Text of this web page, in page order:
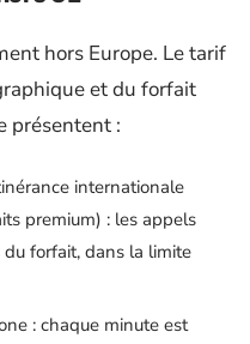
hors Europe. Le tarif
et du forfait
présentent :
internationale
premium) : les appels
forfait, dans la limite
: chaque minute est